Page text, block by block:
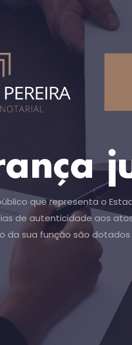
que representa o
de autenticidade aos
da sua função são